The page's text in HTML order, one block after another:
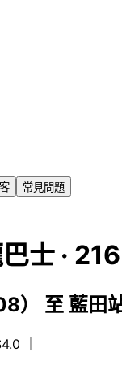
常見問題
士 ·
） 至 藍田